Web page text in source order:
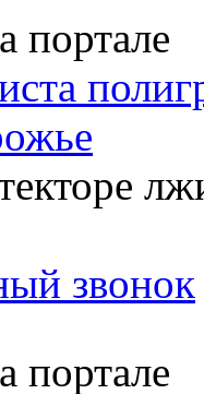
портале
звонок
портале